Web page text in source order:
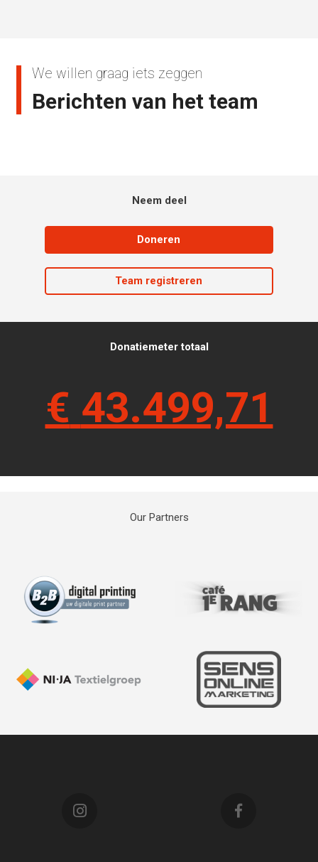
We willen graag iets zeggen
Berichten van het team
Neem deel
Doneren
Team registreren
Donatiemeter totaal
€ 43.499,71
Our Partners